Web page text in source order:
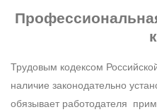
Трудовым кодексом
наличие законодательно
обязывает работодателя